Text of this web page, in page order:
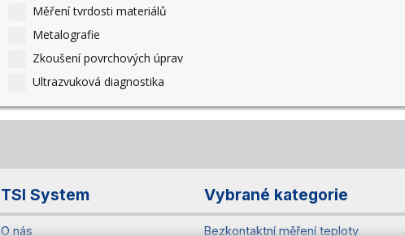
Měření tvrdosti materiálů
Metalografie
Zkoušení povrchových úprav
Ultrazvuková diagnostika
TSI System
O nás
Vybrané kategorie
Bezkontaktní měření teploty